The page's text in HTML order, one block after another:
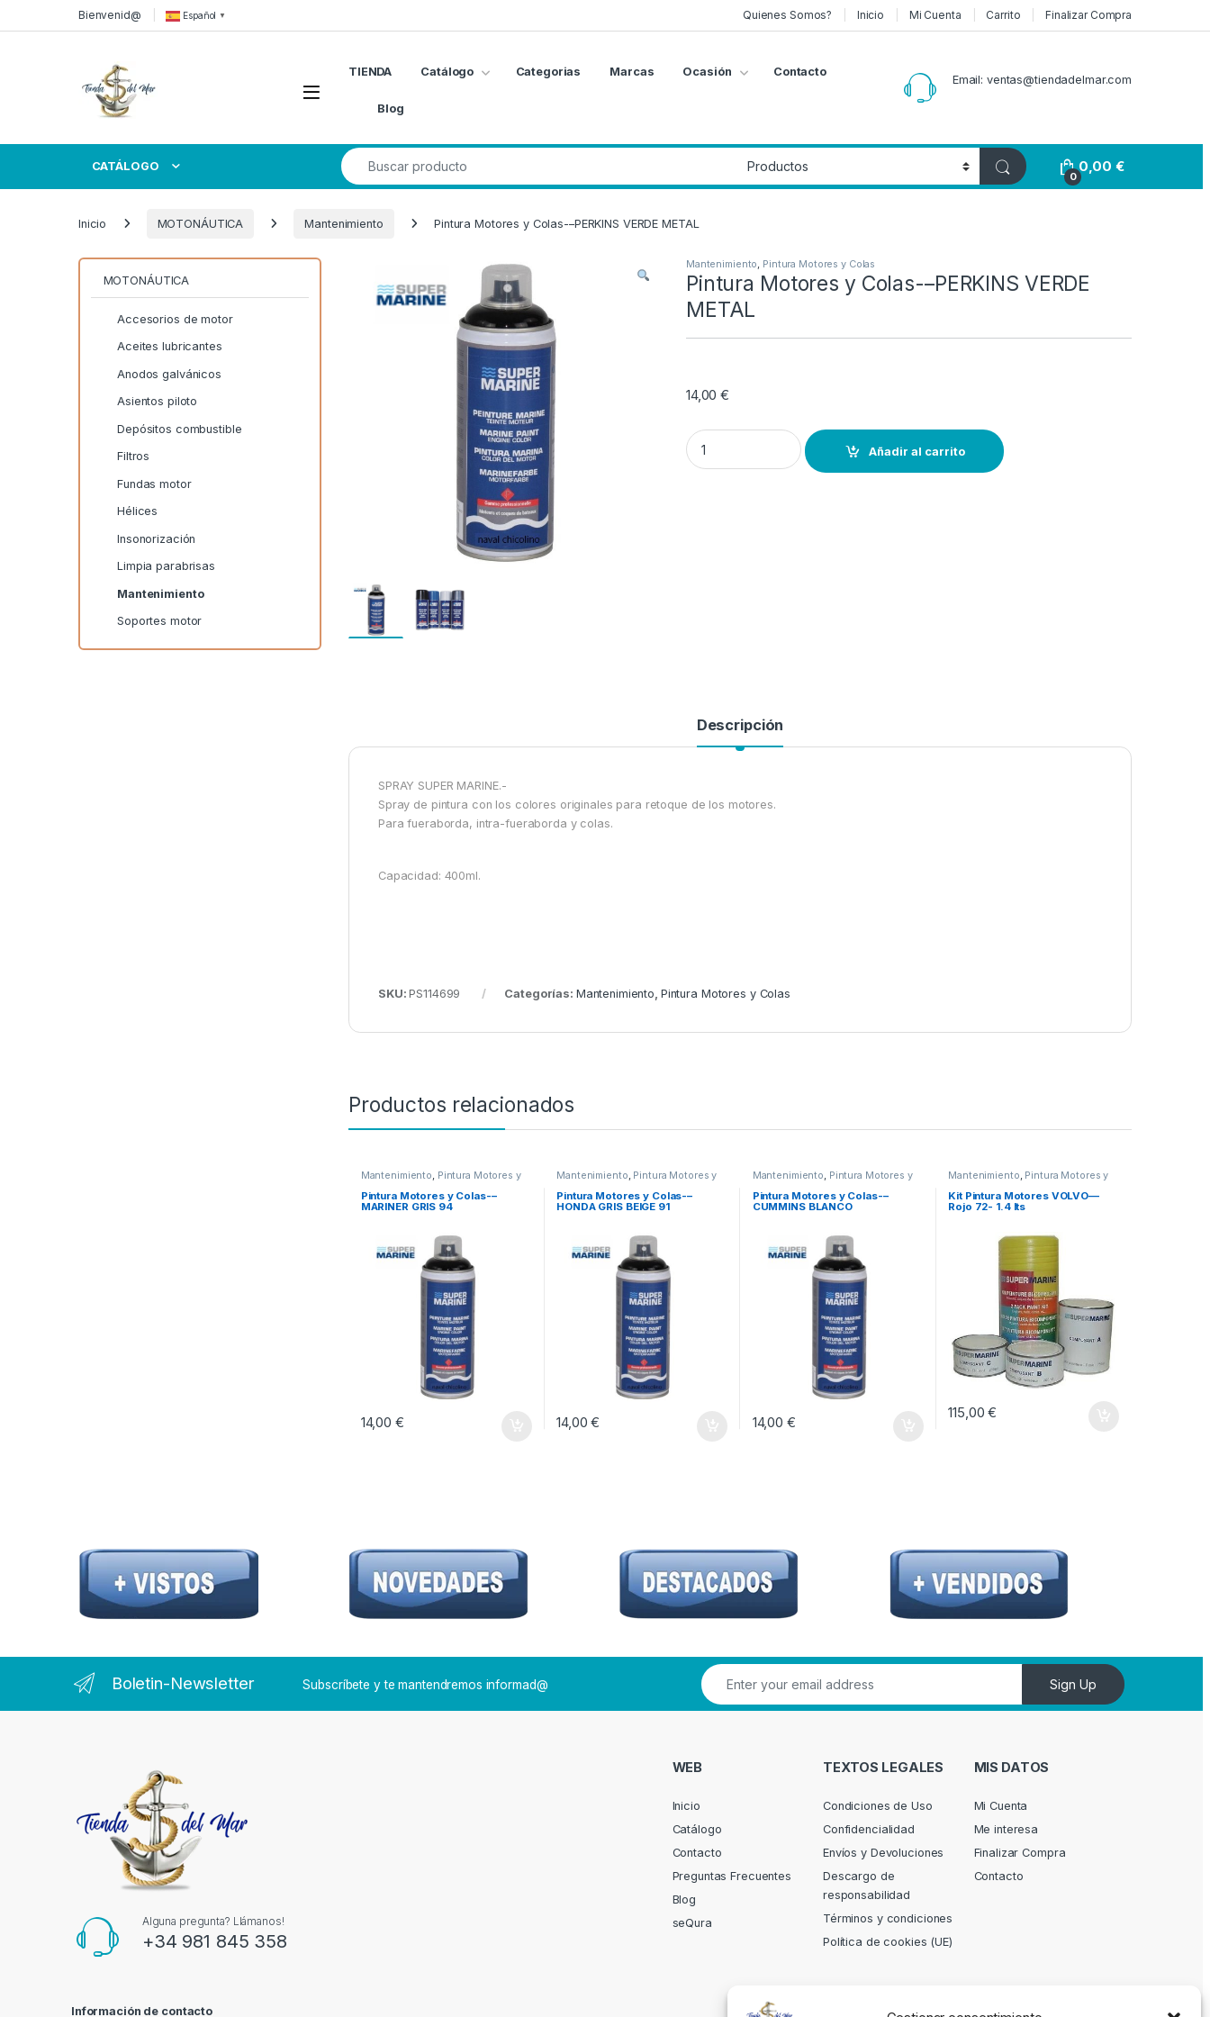
Skip to navigation
Skip to contentBienvenid@ Español ▼ Quienes Somos? Inicio Mi Cuenta Carrito Finalizar Compra
Open
TIENDA Catálogo Categorias Marcas Ocasión Contacto
Blog
Email: ventas@tiendadelmar.com
CATÁLOGO
Search for:
0
0,00€
Inicio MOTONÁUTICA Mantenimiento Pintura Motores y Colas-–PERKINS VERDE METAL
Mantenimiento Pintura Motores y Colas
Pintura Motores y Colas-–PERKINS VERDE
METAL
14,00€
Pintura Motores y Colas-–PERKINS VERDE METAL quantity
Añadir al carrito
Descripción
SPRAY SUPER MARINE.-
Spray de pintura con los colores originales para retoque de los motores.
Para fueraborda, intra-fueraborda y colas.
Capacidad: 400ml.
SKU:PS114699 Categorías: Mantenimiento Pintura Motores y Colas
Productos relacionados
Mantenimiento, Pintura Motores y
Pintura Motores y Colas-–
MARINER GRIS 94
14,00 €
Mantenimiento, Pintura Motores y
Pintura Motores y Colas-–
HONDA GRIS BEIGE 91
14,00€
Mantenimiento, Pintura Motores y
Pintura Motores y Colas-–
CUMMINS BLANCO
14,00 €
Mantenimiento, Pintura Motores y
Kit Pintura Motores VOLVO—
Rojo 72- 1.4 lts
115,00€
MOTONÁUTICA
Accesorios de motor
Aceites lubricantes
Anodos galvánicos
Asientos piloto
Depósitos combustible
Filtros
Fundas motor
Hélices
Insonorización
Limpia parabrisas
Mantenimiento
Soportes motor
Boletin-Newsletter Subscríbete y te mantendremos informad@ Sign Up
Alguna pregunta? Llámanos!
+34 981 845 358
Información de contacto
WEB
Inicio
Catálogo
Contacto
Preguntas Frecuentes
Blog
seQura
TEXTOS LEGALES
Condiciones de Uso
Confidencialidad
Envíos y Devoluciones
Descargo de
responsabilidad
Términos y condiciones
Política de cookies (UE)
MIS DATOS
Mi Cuenta
Me interesa
Finalizar Compra
Contacto